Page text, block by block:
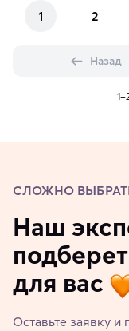
1 2
Назад
СЛОЖНО
Наш
для вас
Оставьте заявку и